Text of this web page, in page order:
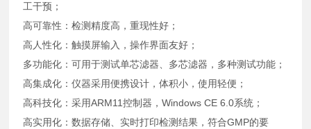
工干预；
高可靠性：检测精度高，重现性好；
高人性化：触摸屏输入，操作界面友好；
多功能化：可用于测试单芯滤器、多芯滤器，多种测试功能；
高集成化：仪器采用便携设计，体积小，使用轻便；
高科技化：采用ARM11控制器，Windows CE 6.0系统；
高实用化：数据存储、实时打印检测结果，符合GMP的要